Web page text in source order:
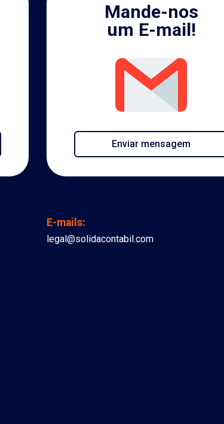
Mande-nos
um E-mail!
Enviar mensagem
E-mails:
legal@solidacontabil.com